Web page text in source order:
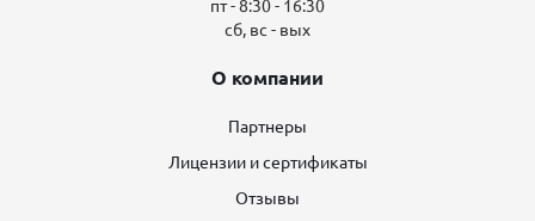
пт - 8:30 - 16:30
сб, вс - вых
О компании
Партнеры
Лицензии и сертификаты
Отзывы